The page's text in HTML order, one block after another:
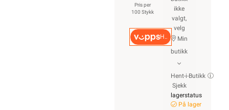
Pris per
100 Stykk
Hurtigkasse
ikke
valgt,
velg
Min
butikk
Hent-i-Butikk
Sjekk
lagerstatus
På lager